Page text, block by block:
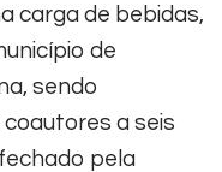
carga de bebidas,
de
sendo
a seis
pela